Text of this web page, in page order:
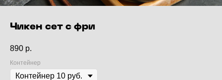
Чикен сет с фри
890 р.
Контейнер